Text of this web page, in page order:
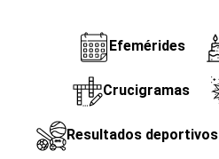
Efemérides
Crucigramas
Resultados deportivos